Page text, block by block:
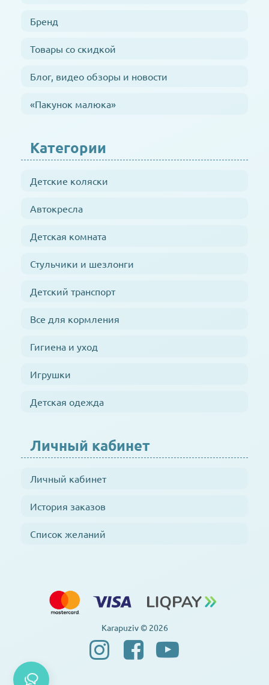
Бренд
Товары со скидкой
Блог, видео обзоры и новости
«Пакунок малюка»
Категории
Детские коляски
Автокресла
Детская комната
Стульчики и шезлонги
Детский транспорт
Все для кормления
Гигиена и уход
Игрушки
Детская одежда
Личный кабинет
Личный кабинет
История заказов
Список желаний
Karapuziv © 2026